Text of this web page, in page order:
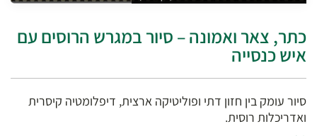
כתר, צאר ואמונה – סיור במגרש הרוסים עם
איש כנסייה
סיור עומק בין חזון דתי ופוליטיקה ארצית, דיפלומטיה קיסרית
ואדריכלות רוסית.